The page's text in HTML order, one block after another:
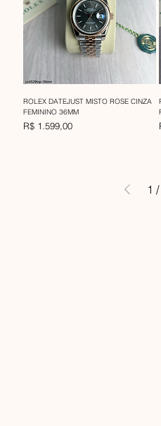
ROLEX DATEJUST MISTO ROSE CINZA
FEMININO 36MM
Preço
R$ 1.599,00
1 /